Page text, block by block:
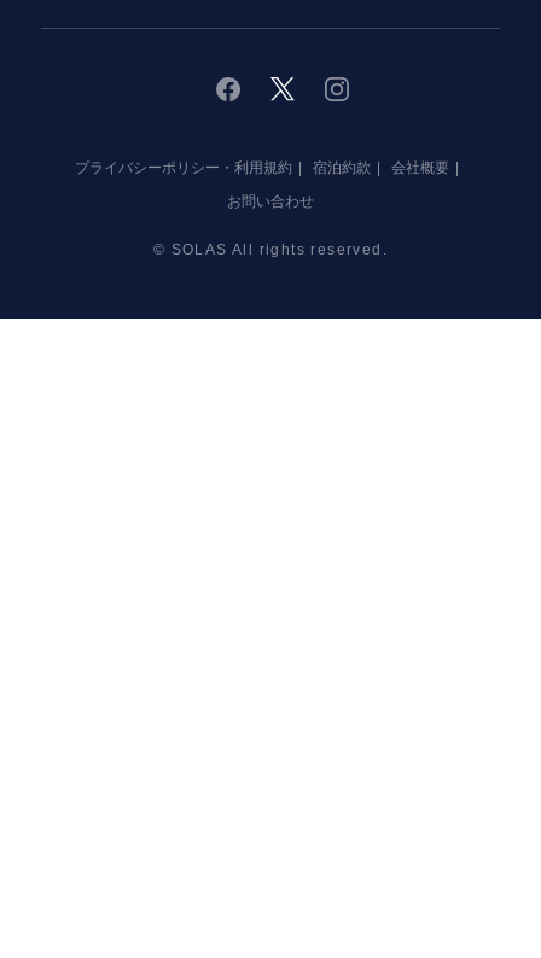
facebooktwitterinstagram
プライバシーポリシー・利用規約 宿泊約款
会社概要
お問い合わせ
© SOLAS All rights reserved.